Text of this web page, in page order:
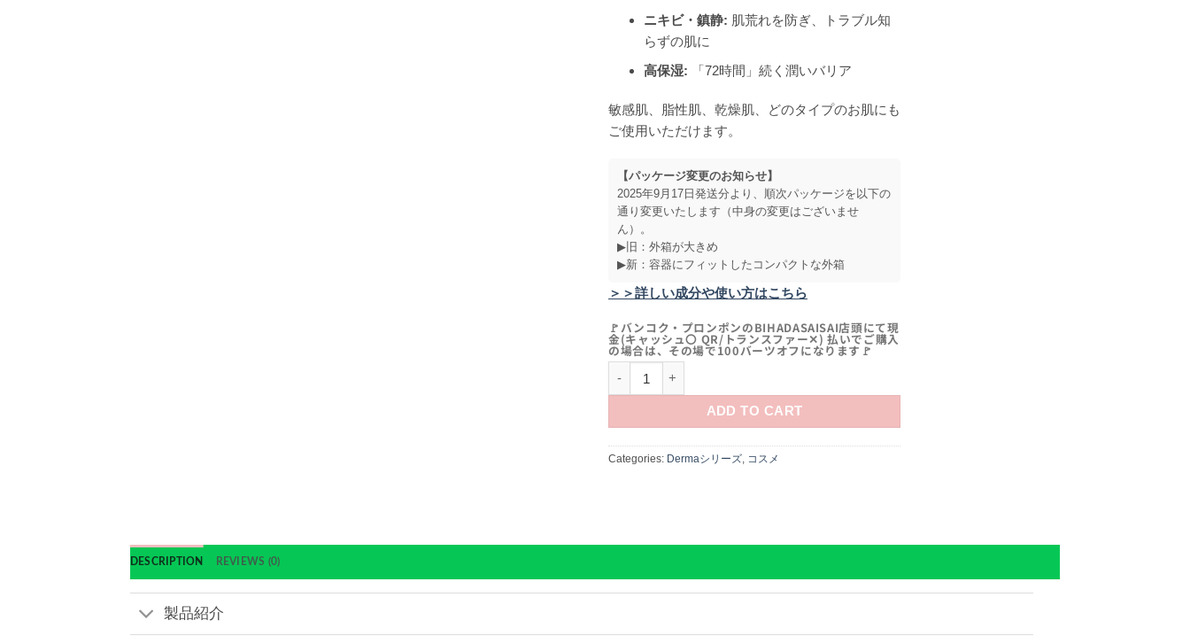
ニキビ・鎮静: 肌荒れを防ぎ、トラブル知
らずの肌に
高保湿: 「72時間」続く潤いバリア
敏感肌、脂性肌、乾燥肌、どのタイプのお肌にも
ご使用いただけます。
【パッケージ変更のお知らせ】
2025年9月17日発送分より、順次パッケージを以下の
通り変更いたします（中身の変更はございませ
ん）。
▶旧：外箱が大きめ
▶新：容器にフィットしたコンパクトな外箱
＞＞詳しい成分や使い方はこちら
🚩バンコク・プロンポンのBIHADASAISAI店頭にて現
金(キャッシュ〇 QR/トランスファー✕) 払いでご購入
の場合は、その場で100バーツオフになります🚩
ADD TO CART
Categories: Dermaシリーズ コスメ
DESCRIPTION REVIEWS (0)
製品紹介